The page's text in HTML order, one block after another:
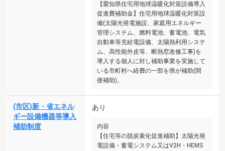
【愛知県住宅用地球温暖化対策設備導入
促進費補助金】住宅用地球温暖化対策設
備(太陽光発電施設、家庭用エネルギー
管理システム、燃料電池、蓄電池、電気
自動車等充給電設備、太陽熱利用システ
ム、高性能外皮等、断熱窓改修工事)を
導入する個人に対し補助事業を実施して
いる市町村へ経費の一部を県が補助(間
接補助)。
(市区)新・省エネル
ギー設備機器等導入
補助制度
あり
内容
【住宅等の脱炭素化促進補助】太陽光発
電設備・蓄電システム又はV2H・HEMS